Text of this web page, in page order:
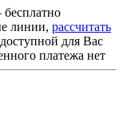
линии, рассчитать
для Вас
платежа нет